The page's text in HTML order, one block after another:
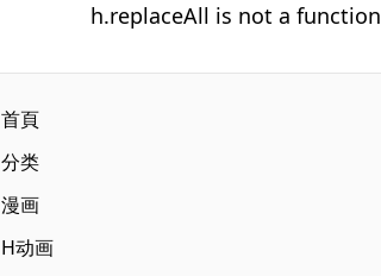
h.replaceAll is not a function
首頁
分类
漫画
H动画